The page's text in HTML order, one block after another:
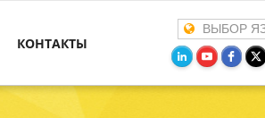
КОНТАКТЫ
ВЫБОР